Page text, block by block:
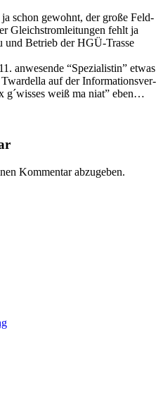
schon gewohnt, der gro­ße Feld­
Gleich­strom­lei­tun­gen fehlt ja
und Betrieb der HGÜ-Tras­se
anwe­sen­de “Spe­zia­lis­tin” etwas
Twar­del­la auf der Infor­ma­ti­ons­ver­
g´wisses weiß ma niat” eben…
Kommentar abzugeben.